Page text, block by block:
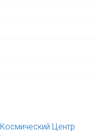
Космический Центр